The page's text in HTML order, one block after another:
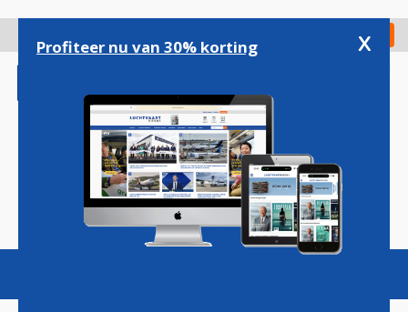
gaan
Check in
Magazine Podcasts Vacatures
Profiteer nu van 30% korting x